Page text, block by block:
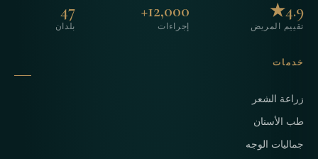
4.9★
تقييم المريض
12,000+
إجراءات
47
بلدان
خدمات
زراعة الشعر
طب الأسنان
جماليات الوجه